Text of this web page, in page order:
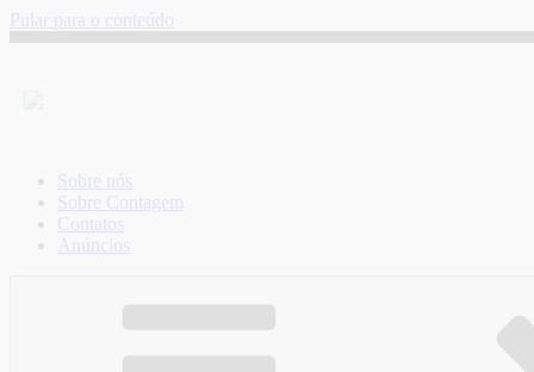
Pular para o conteúdo
Sobre nós
Sobre Contagem
Contatos
Anúncios